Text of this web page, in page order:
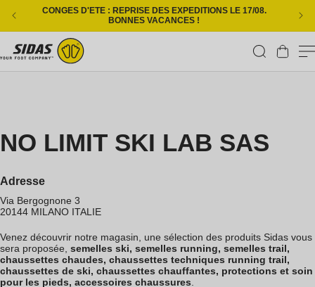
Ignorer et passer au contenu
CONGES D'ETE : REPRISE DES EXPEDITIONS LE 17/08.
BONNES VACANCES !
Panier
NO LIMIT SKI LAB SAS
Adresse
Via Bergognone 3
20144 MILANO ITALIE
Venez découvrir notre magasin, une sélection des produits Sidas vous
sera proposée, semelles ski, semelles running, semelles trail,
chaussettes chaudes, chaussettes techniques running trail,
chaussettes de ski, chaussettes chauffantes, protections et soin
pour les pieds, accessoires chaussures.